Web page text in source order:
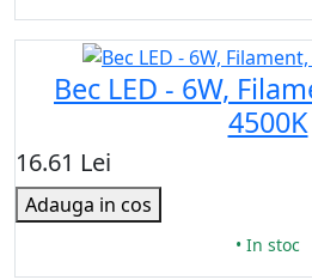
Bec LED - 6W,
4500K
16.61 Lei
Adauga in cos
• In stoc